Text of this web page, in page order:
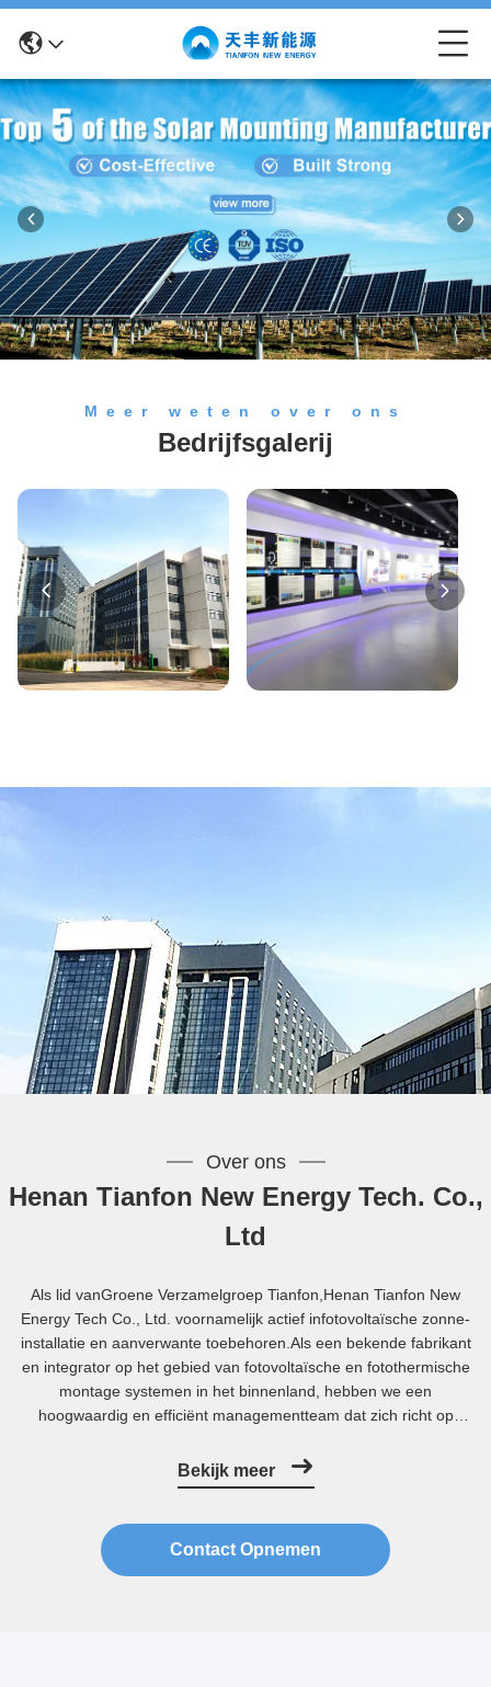
Meer weten over ons
Bedrijfsgalerij
Over ons
Henan Tianfon New Energy Tech. Co.,
Ltd
Als lid vanGroene Verzamelgroep Tianfon,Henan Tianfon New
Energy Tech Co., Ltd. voornamelijk actief infotovoltaïsche zonne-
installatie en aanverwante toebehoren.Als een bekende fabrikant
en integrator op het gebied van fotovoltaïsche en fotothermische
montage systemen in het binnenland, hebben we een
hoogwaardig en efficiënt managementteam dat zich richt op
engineeringbeheer voor verschillende soorten montage-
systemen. Momenteel hebben we ...
Bekijk meer
Contact Opnemen